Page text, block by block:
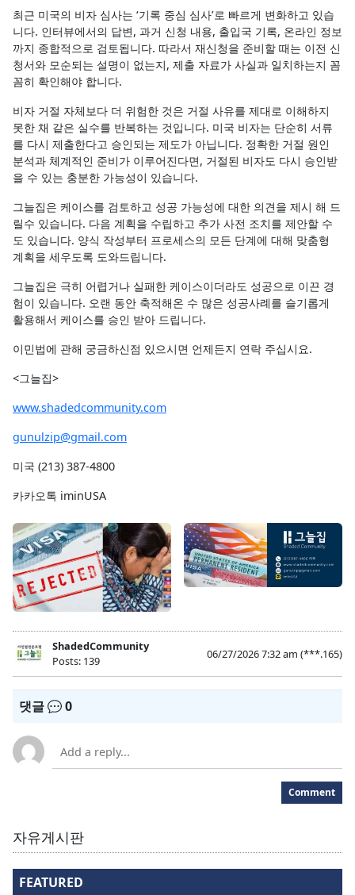
최근 미국의 비자 심사는 ‘기록 중심 심사’로 빠르게 변화하고 있습
니다. 인터뷰에서의 답변, 과거 신청 내용, 출입국 기록, 온라인 정보
까지 종합적으로 검토됩니다. 따라서 재신청을 준비할 때는 이전 신
청서와 모순되는 설명이 없는지, 제출 자료가 사실과 일치하는지 꼼
꼼히 확인해야 합니다.
비자 거절 자체보다 더 위험한 것은 거절 사유를 제대로 이해하지
못한 채 같은 실수를 반복하는 것입니다. 미국 비자는 단순히 서류
를 다시 제출한다고 승인되는 제도가 아닙니다. 정확한 거절 원인
분석과 체계적인 준비가 이루어진다면, 거절된 비자도 다시 승인받
을 수 있는 충분한 가능성이 있습니다.
그늘집은 케이스를 검토하고 성공 가능성에 대한 의견을 제시 해 드
릴수 있습니다. 다음 계획을 수립하고 추가 사전 조치를 제안할 수
도 있습니다. 양식 작성부터 프로세스의 모든 단계에 대해 맞춤형
계획을 세우도록 도와드립니다.
그늘집은 극히 어렵거나 실패한 케이스이더라도 성공으로 이끈 경
험이 있습니다. 오랜 동안 축적해온 수 많은 성공사례를 슬기롭게
활용해서 케이스를 승인 받아 드립니다.
이민법에 관해 궁금하신점 있으시면 언제든지 연락 주십시요.
<그늘집>
www.shadedcommunity.com
gunulzip@gmail.com
미국 (213) 387-4800
카카오톡 iminUSA
ShadedCommunity
Posts: 139
06/27/2026 7:32 am (***.165)
댓글 0
Comment
자유게시판
FEATURED